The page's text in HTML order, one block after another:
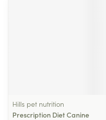
Hills pet nutrition
Prescription Diet Canine